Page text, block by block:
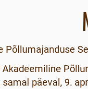
Põllumajanduse
päeval, 9.